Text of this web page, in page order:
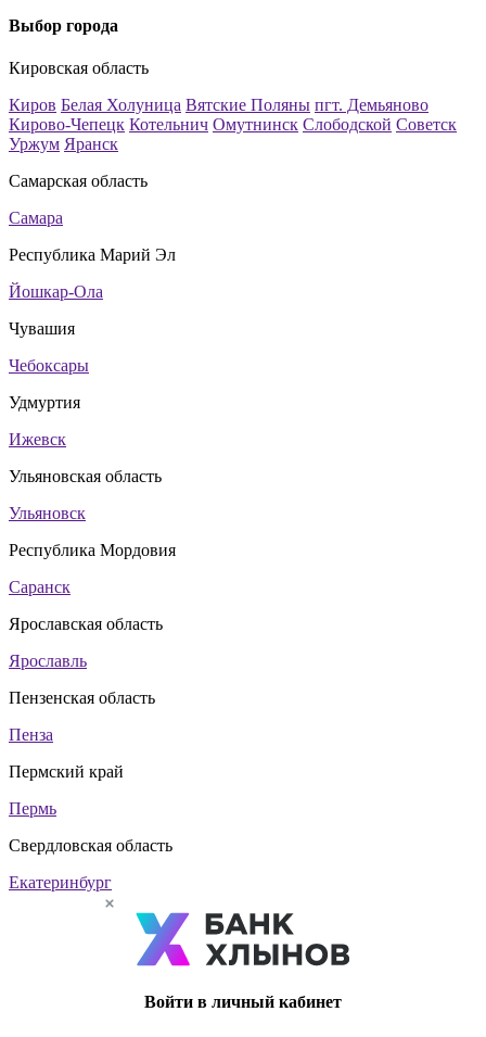
Выбор города
Кировская область
Киров Белая Холуница Вятские Поляны пгт. Демьяново
Кирово-Чепецк Котельнич Омутнинск Слободской Советск
Уржум Яранск
Самарская область
Самара
Республика Марий Эл
Йошкар-Ола
Чувашия
Чебоксары
Удмуртия
Ижевск
Ульяновская область
Ульяновск
Республика Мордовия
Саранск
Ярославская область
Ярославль
Пензенская область
Пенза
Пермский край
Пермь
Свердловская область
Екатеринбург
Войти в личный кабинет